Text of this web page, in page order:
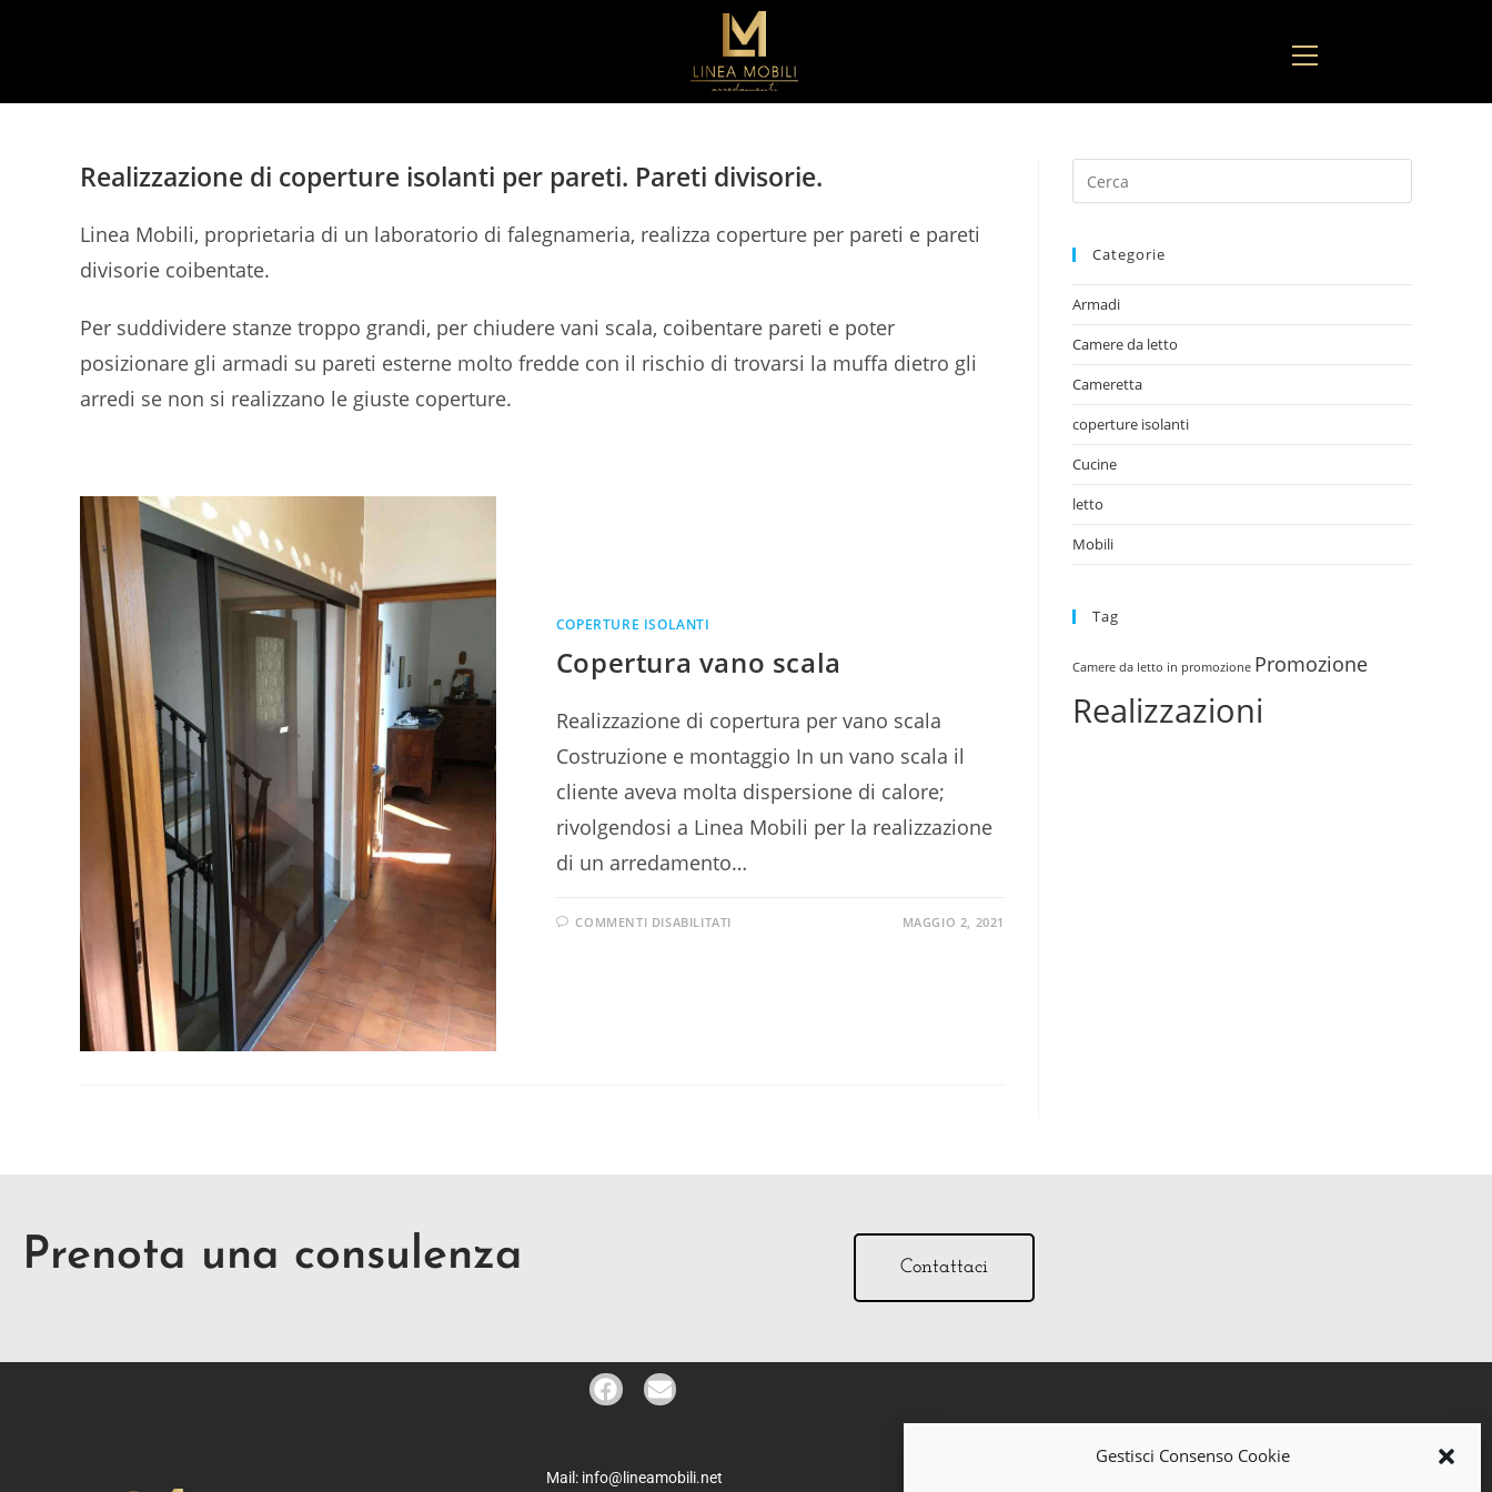
Gestisci Consenso Cookie
Realizzazione di coperture isolanti per pareti. Pareti divisorie.
Linea Mobili, proprietaria di un laboratorio di falegnameria, realizza coperture per pareti e pareti
divisorie coibentate.
Per suddividere stanze troppo grandi, per chiudere vani scala, coibentare pareti e poter
posizionare gli armadi su pareti esterne molto fredde con il rischio di trovarsi la muffa dietro gli
arredi se non si realizzano le giuste coperture.
COPERTURE ISOLANTI
Copertura vano scala
Realizzazione di copertura per vano scala
Costruzione e montaggio In un vano scala il
cliente aveva molta dispersione di calore;
rivolgendosi a Linea Mobili per la realizzazione
di un arredamento…
COMMENTI DISABILITATI MAGGIO 2, 2021
Categorie
Armadi
Camere da letto
Cameretta
coperture isolanti
Cucine
letto
Mobili
Tag
Camere da letto in promozione Promozione
Realizzazioni
Prenota una consulenza Contattaci
Mail: info@lineamobili.net